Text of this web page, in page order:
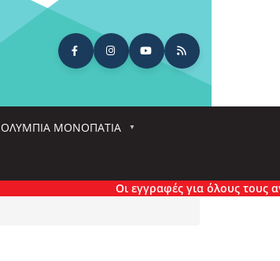
ΟΛΎΜΠΙΑ ΜΟΝΟΠΆΤΙΑ
Οι εγγραφές για όλους τους